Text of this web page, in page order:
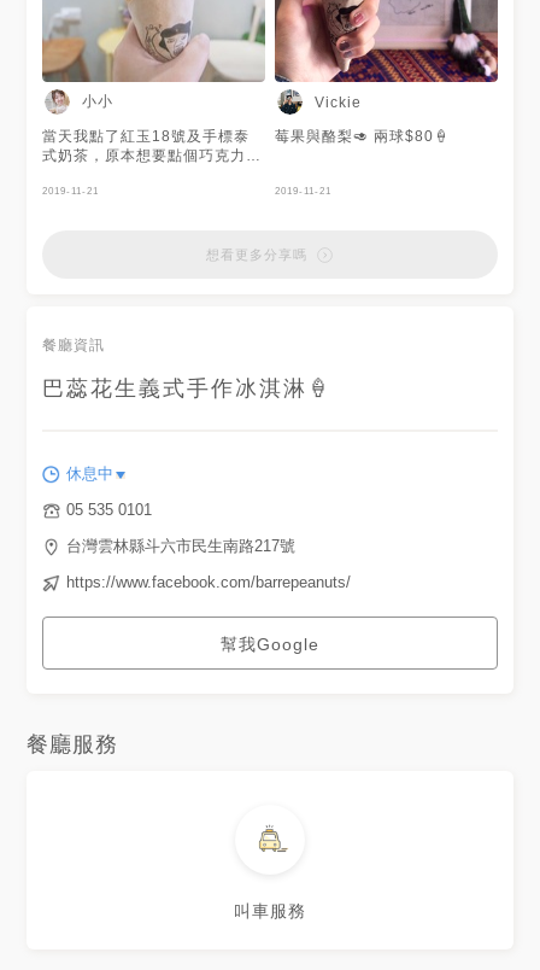
小小
當天我點了紅玉18號及手標泰
式奶茶，原本想要點個巧克力，
XD 所以最後來個咖啡色與草綠
的味道，茶香非常濃郁，每一口
像手標泰式奶茶飲料那樣甜，讓
http://letitia.tw/barrepeanuts/
2019-11-21
Vickie
莓果與酪梨🥑 兩球$80🍦
2019-11-21
想看更多分享嗎
餐廳資訊
巴蕊花生義式手作冰淇淋🍦
休息中
05 535 0101
台灣雲林縣斗六市民生南路217號
https://www.facebook.com/barrepeanuts/
幫我Google
餐廳服務
叫車服務